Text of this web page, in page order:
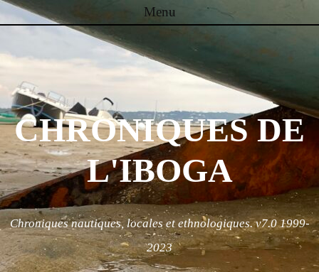
Menu
Skip to content
CHRONIQUES DE
L'IBOGA
Chroniques nautiques, locales et ethnologiques. v7.0 1999-
2023